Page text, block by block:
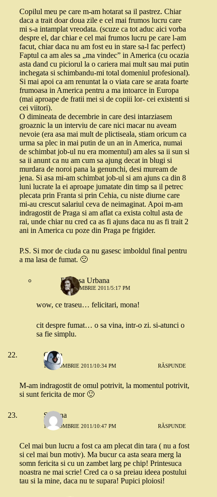
Copilul meu pe care m-am hotarat sa il pastrez. Chiar
daca a trait doar doua zile e cel mai frumos lucru care
mi s-a intamplat vreodata. (scuze ca tot aduc aici vorba
despre el, dar chiar e cel mai frumos lucru pe care l-am
facut, chiar daca nu am fost eu in stare sa-l fac perfect)
Faptul ca am ales sa „ma vindec” in America (cu ocazia
asta dand cu piciorul la o cariera mai mult sau mai putin
inchegata si schimbandu-mi total domeniul profesional).
Si mai apoi ca am renuntat la o viata care se arata foarte
frumoasa in America pentru a ma intoarce in Europa
(mai aproape de fratii mei si de copiii lor- cei existenti si
cei viitori).
O dimineata de decembrie in care desi intarziasem
groaznic la un interviu de care nici macar nu aveam
nevoie (era asa mai mult de plictiseala, stiam oricum ca
urma sa plec in mai putin de un an in America, numai
de schimbat job-ul nu era momentul) am ales sa ii sun si
sa ii anunt ca nu am cum sa ajung decat in blugi si
murdara de noroi pana la genunchi, desi muream de
jena. Si asa mi-am schimbat job-ul si am ajuns ca din 8
luni lucrate la ei aproape jumatate din timp sa il petrec
plecata prin Franta si prin Cehia, cu niste diurne care
mi-au crescut salariul ceva de neimaginat. Apoi m-am
indragostit de Praga si am aflat ca exista coltul asta de
rai, unde chiar nu cred ca as fi ajuns daca nu as fi trait 2
ani in America cu poze din Praga pe frigider.
P.S. Si mor de ciuda ca nu gasesc imboldul final pentru
a ma lasa de fumat. 🙁
Printesa Urbana
2 OCTOMBRIE 2011/5:17 PM
wow, ce traseu… felicitari, mona!
cit despre fumat… o sa vina, intr-o zi. si-atunci o
sa fie simplu.
Clarra
1 OCTOMBRIE 2011/10:34 PM RĂSPUNDE
M-am indragostit de omul potrivit, la momentul potrivit,
si sunt fericita de mor 🙂
Simona
1 OCTOMBRIE 2011/10:47 PM RĂSPUNDE
Cel mai bun lucru a fost ca am plecat din tara ( nu a fost
si cel mai bun motiv). Ma bucur ca asta seara merg la
somn fericita si cu un zambet larg pe chip! Printesuca
noastra ne mai scrie! Cred ca o sa preiau ideea postului
tau si la mine, daca nu te supara! Pupici ploiosi!